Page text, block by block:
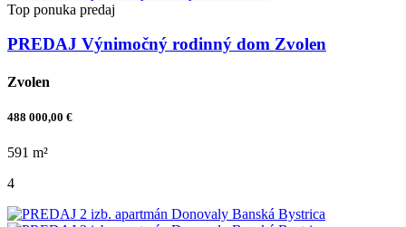
Top ponuka predaj
PREDAJ Výnimočný rodinný dom Zvolen
Zvolen
488 000,00 €
591 m²
4